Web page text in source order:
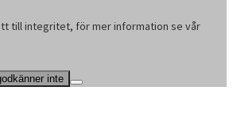
till integritet, för mer information se vår
inte